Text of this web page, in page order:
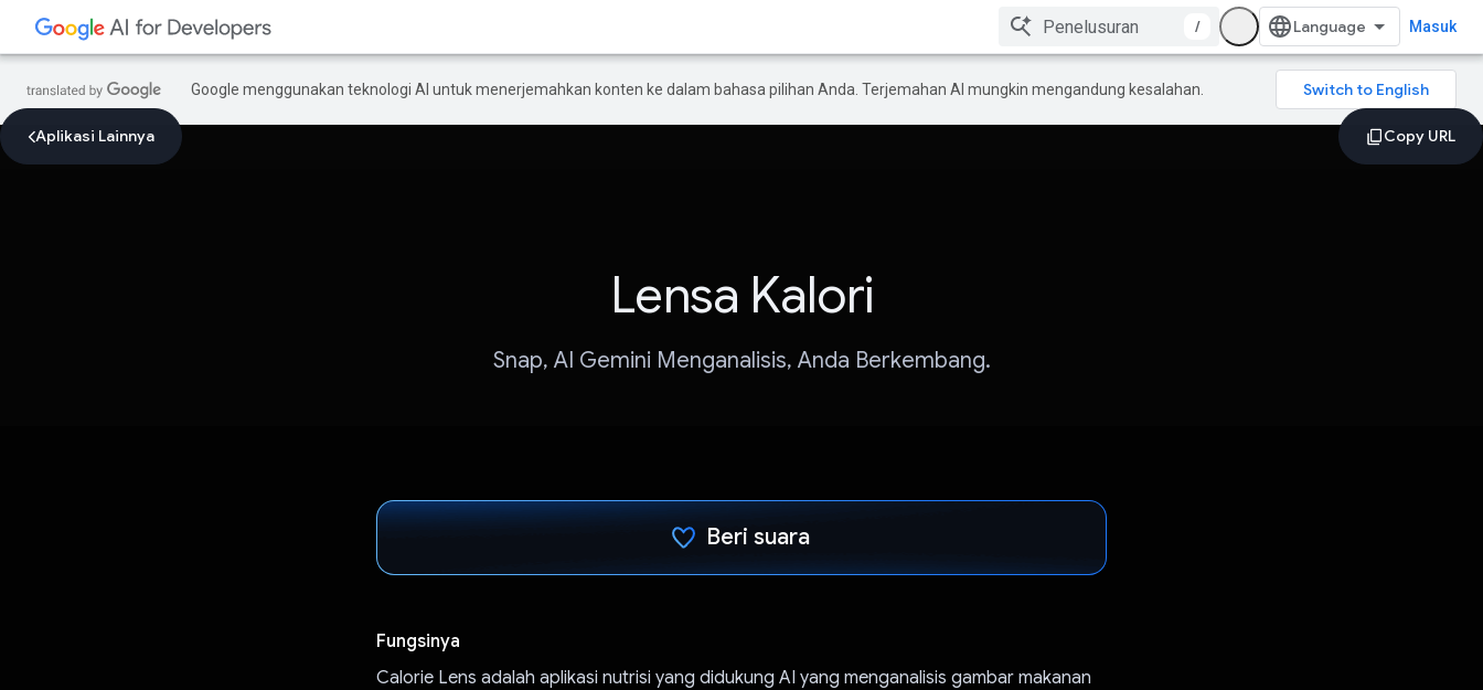
/ Masuk
Google menggunakan teknologi AI untuk menerjemahkan konten ke dalam bahasa pilihan Anda. Terjemahan AI mungkin mengandung kesalahan.
Aplikasi Lainnya
Lensa Kalori
Snap, AI Gemini Menganalisis, Anda Berkembang.
Beri suara
Fungsinya
Calorie Lens adalah aplikasi nutrisi yang didukung AI yang menganalisis gambar makanan